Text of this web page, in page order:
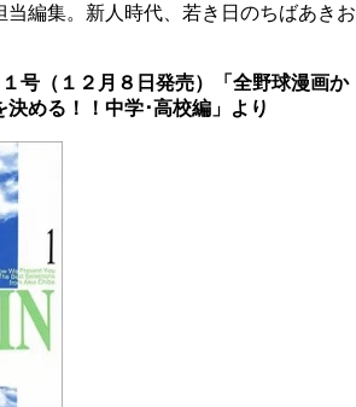
当編集。新人時代、若き日のちばあきお
号（１２月８日発売）「全野球漫画か
決める！！中学･高校編」より